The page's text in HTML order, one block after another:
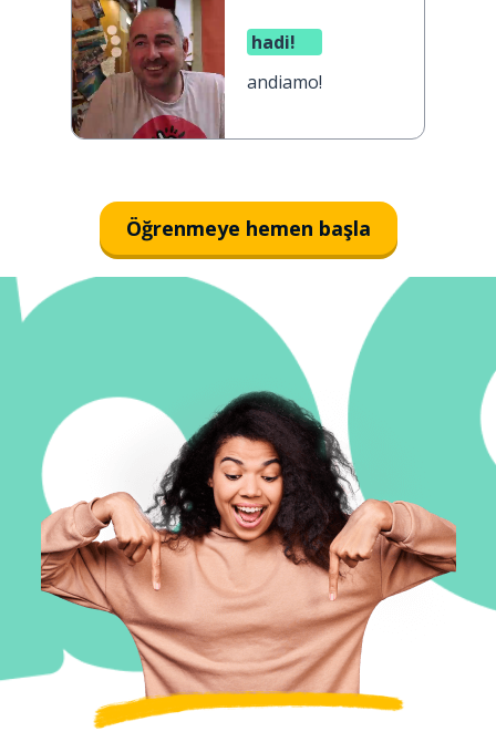
hadi!
andiamo!
Öğrenmeye hemen başla